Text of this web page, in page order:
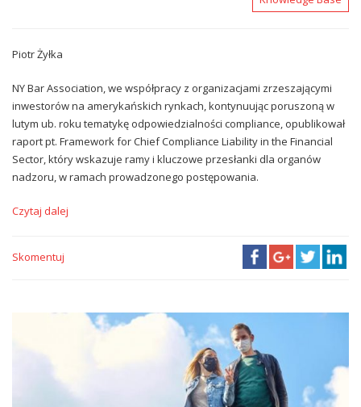
Piotr Żyłka
NY Bar Association, we współpracy z organizacjami zrzeszającymi
inwestorów na amerykańskich rynkach, kontynuując poruszoną w
lutym ub. roku tematykę odpowiedzialności compliance, opublikował
raport pt. Framework for Chief Compliance Liability in the Financial
Sector, który wskazuje ramy i kluczowe przesłanki dla organów
nadzoru, w ramach prowadzonego postępowania.
Czytaj dalej
Skomentuj